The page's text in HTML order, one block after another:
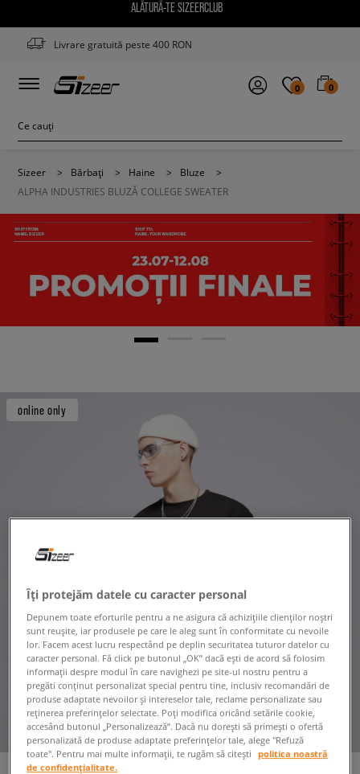
ALĂTURĂ-TE SIZEERCLUB
Livrare gratuită peste 400 RON
0 0
Sizeer > Bărbați > Haine > Bluze
>
ALPHA INDUSTRIES BLUZĂ COLLEGE SWEATER
online only
Îți protejăm datele cu caracter personal
Depunem toate eforturile pentru a ne asigura că achizițiile clienților noștri
sunt reușite, iar produsele pe care le aleg sunt în conformitate cu nevoile
lor. Facem acest lucru respectând pe deplin securitatea tuturor datelor cu
caracter personal. Fă click pe butonul „OK” dacă ești de acord să folosim
informații despre modul în care navighezi pe site-ul nostru pentru a
pregăti conținut personalizat special pentru tine, inclusiv recomandări de
produse adaptate nevoilor și intereselor tale, reclame personalizate sau
reținerea preferințelor selectate. Poți modifica oricând setările cookie,
accesând butonul „Personalizează”. Dacă nu dorești să primești o ofertă
personalizată de produse adaptate preferințelor tale, alege "Refuză
toate". Pentru mai multe informații, te rugăm să citești
politica noastră
de confidențialitate.